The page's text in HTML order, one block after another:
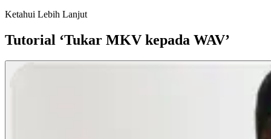
Ketahui Lebih Lanjut
Tutorial ‘Tukar MKV kepada WAV’